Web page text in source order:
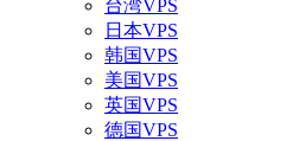
台湾VPS
日本VPS
韩国VPS
美国VPS
英国VPS
德国VPS